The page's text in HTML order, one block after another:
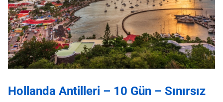
Hollanda Antilleri – 10 Gün – Sınırsız